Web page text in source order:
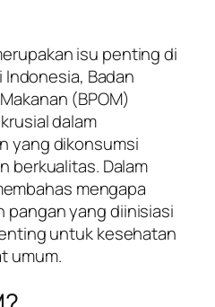
isu penting di
Badan
(BPOM)
dalam
yang dikonsumsi
berkualitas. Dalam
mengapa
pangan yang diinisiasi
untuk kesehatan
umum.